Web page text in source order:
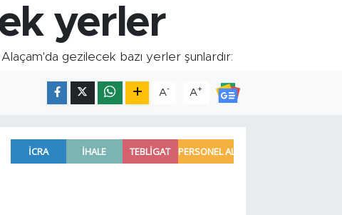
14 yerler
gezilecek bazı yerler şunlardır:
A- A+